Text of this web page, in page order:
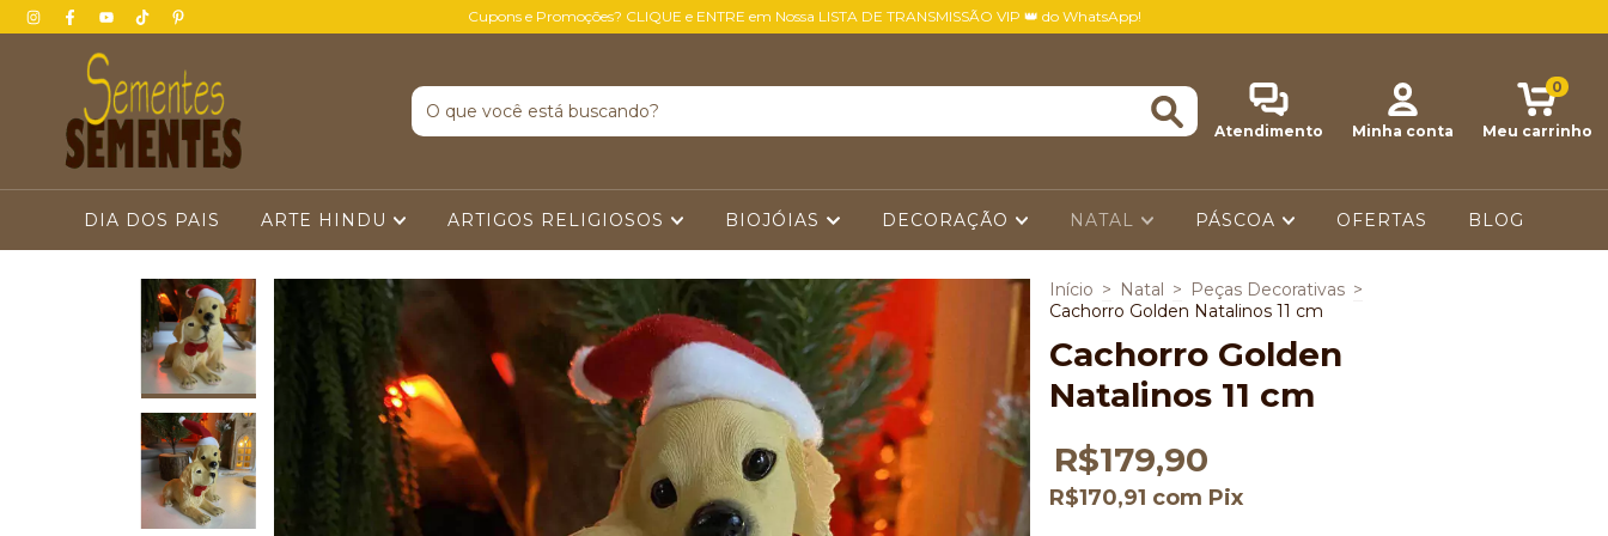
Cupons e Promoções? CLIQUE e ENTRE em Nossa LISTA DE TRANSMISSÃO VIP 👑 do WhatsApp!
Atendimento Minha conta Meu carrinho
0
DIA DOS PAIS ARTE HINDU ARTIGOS RELIGIOSOS BIOJÓIAS DECORAÇÃO NATAL PÁSCOA OFERTAS BLOG
Início > Natal > Peças Decorativas >
Cachorro Golden Natalinos 11 cm
Cachorro Golden
Natalinos 11 cm
R$179,90
R$170,91 com Pix